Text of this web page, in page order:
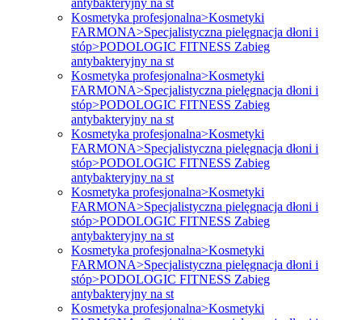
Kosmetyka profesjonalna>Kosmetyki
FARMONA>Specjalistyczna pielęgnacja dłoni i
stóp>PODOLOGIC FITNESS Zabieg
antybakteryjny na st
Kosmetyka profesjonalna>Kosmetyki
FARMONA>Specjalistyczna pielęgnacja dłoni i
stóp>PODOLOGIC FITNESS Zabieg
antybakteryjny na st
Kosmetyka profesjonalna>Kosmetyki
FARMONA>Specjalistyczna pielęgnacja dłoni i
stóp>PODOLOGIC FITNESS Zabieg
antybakteryjny na st
Kosmetyka profesjonalna>Kosmetyki
FARMONA>Specjalistyczna pielęgnacja dłoni i
stóp>PODOLOGIC FITNESS Zabieg
antybakteryjny na st
Kosmetyka profesjonalna>Kosmetyki
FARMONA>Specjalistyczna pielęgnacja dłoni i
stóp>PODOLOGIC FITNESS Zabieg
antybakteryjny na st
Kosmetyka profesjonalna>Kosmetyki